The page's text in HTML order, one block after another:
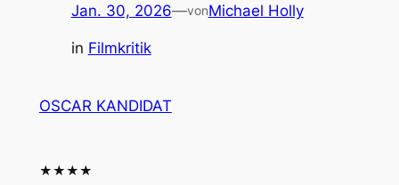
Jan. 30, 2026—vonMichael Holly
in Filmkritik
OSCAR KANDIDAT
★★★★